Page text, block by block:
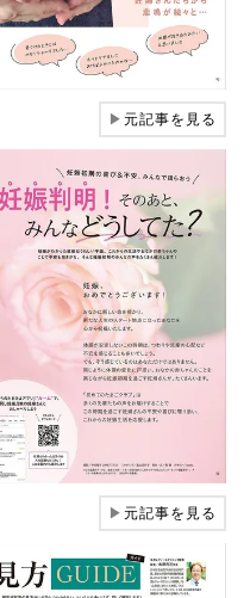
▶元記事を見る
▶元記事を見る